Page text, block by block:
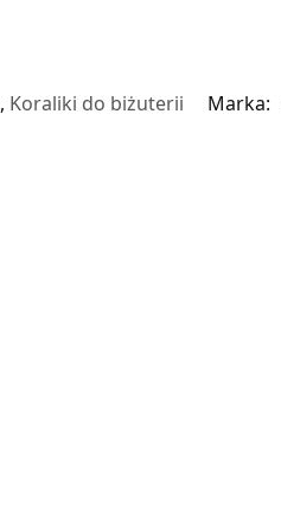
, Koraliki do biżuterii Marka: